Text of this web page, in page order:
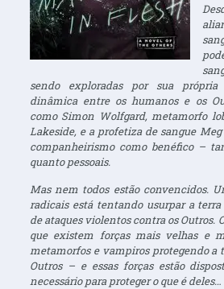
sendo exploradas por sua
dinâmica entre os humanos e os
como Simon Wolfgard, metamorfo
Lakeside, e a profetiza de sangue
companheirismo como benéfico –
quanto pessoais.
Mas nem todos estão convencidos.
radicais está tentando usurpar a
de ataques violentos contra os Outros.
que existem forças mais velhas e
metamorfos e vampiros protegendo a
Outros – e essas forças estão
necessário para proteger o que é deles…